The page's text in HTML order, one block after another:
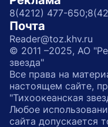
8(4212) 477-650;
Почта
Reader@toz.khv.ru
© 2011 –2025, АО
звезда"
Все права на
настоящем сайте,
"Тихоокеанская
Любое
сайта допускается